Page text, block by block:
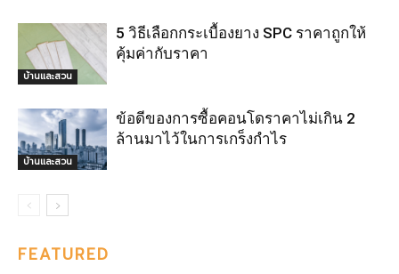
บ้านและสวน
5 วิธีเลือกกระเบื้องยาง SPC ราคาถูกให้
คุ้มค่ากับราคา
บ้านและสวน
ข้อดีของการซื้อคอนโดราคาไม่เกิน 2
ล้านมาไว้ในการเกร็งกำไร
FEATURED